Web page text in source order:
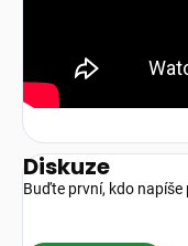
Diskuze
Buďte první, kdo